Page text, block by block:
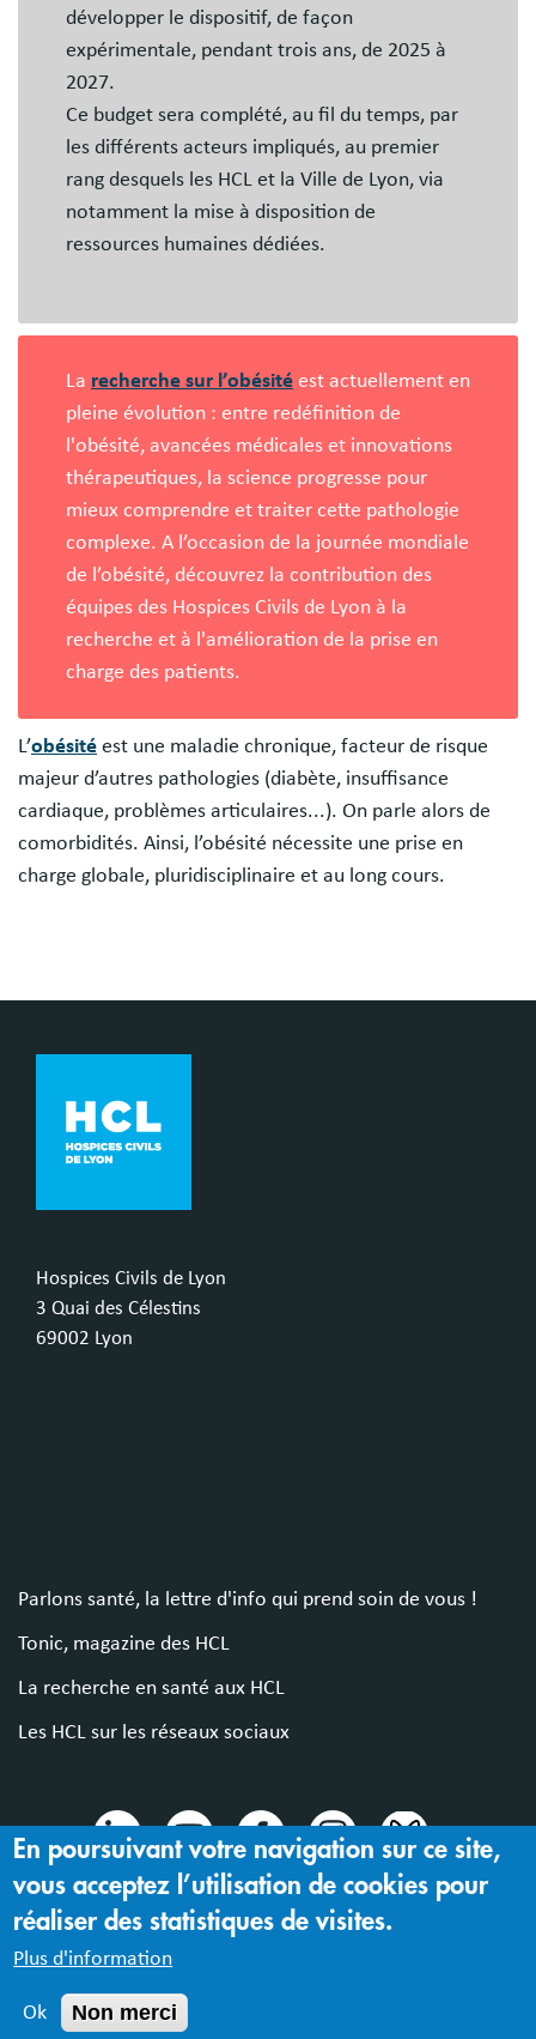
développer le dispositif, de façon
expérimentale, pendant trois ans, de 2025 à
2027.
Ce budget sera complété, au fil du temps, par
les différents acteurs impliqués, au premier
rang desquels les HCL et la Ville de Lyon, via
notamment la mise à disposition de
ressources humaines dédiées.
La recherche sur l’obésité est actuellement en
pleine évolution : entre redéfinition de
l'obésité, avancées médicales et innovations
thérapeutiques, la science progresse pour
mieux comprendre et traiter cette pathologie
complexe. A l’occasion de la journée mondiale
de l’obésité, découvrez la contribution des
équipes des Hospices Civils de Lyon à la
recherche et à l'amélioration de la prise en
charge des patients.
L’obésité est une maladie chronique, facteur de risque
majeur d’autres pathologies (diabète, insuffisance
cardiaque, problèmes articulaires...). On parle alors de
comorbidités. Ainsi, l’obésité nécessite une prise en
charge globale, pluridisciplinaire et au long cours.
Hospices Civils de Lyon
3 Quai des Célestins
69002 Lyon
Parlons santé, la lettre d'info qui prend soin de vous !
Tonic, magazine des HCL
La recherche en santé aux HCL
Les HCL sur les réseaux sociaux
Mentions légales |
Accessibilité : partiellement conforme
En poursuivant votre navigation sur ce site,
vous acceptez l’utilisation de cookies pour
réaliser des statistiques de visites.
Plus d'information
Ok Non merci